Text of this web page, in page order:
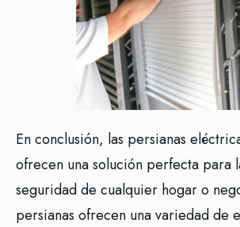
En conclusión, las persianas
ofrecen una solución perfecta para
seguridad de cualquier hogar o
persianas ofrecen una variedad de